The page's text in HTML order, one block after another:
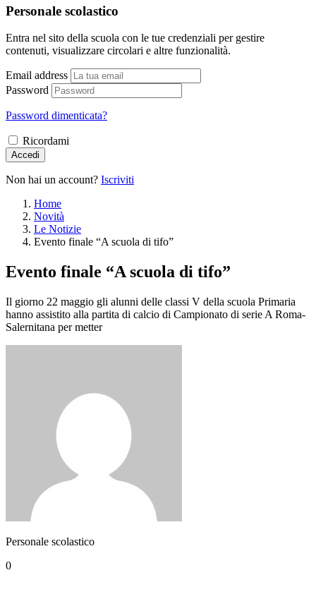
Personale scolastico
Entra nel sito della scuola con le tue credenziali per gestire
contenuti, visualizzare circolari e altre funzionalità.
Email address
Password
Password dimenticata?
Ricordami
Accedi
Non hai un account? Iscriviti
Home
Novità
Le Notizie
Evento finale “A scuola di tifo”
Evento finale “A scuola di tifo”
Il giorno 22 maggio gli alunni delle classi V della scuola Primaria
hanno assistito alla partita di calcio di Campionato di serie A Roma-
Salernitana per metter
Personale scolastico
0